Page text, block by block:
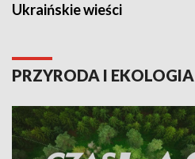
Ukraińskie wieści
PRZYRODA I EKOLOGIA